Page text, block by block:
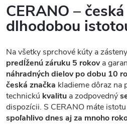
CERANO –
dlhodobou
Na všetky sprchové kúty a
predĺženú záruku 5 rokova
náhradných dielov po dobu 10
česká značka kladieme dôraz na
technickú kvalitu a zodpovedný
dispozícii. S CERANO máte
spoľahlivo dnes aj za mnoho